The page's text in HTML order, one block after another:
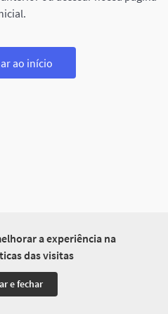
a experiência na
das visitas
e fechar
ao início